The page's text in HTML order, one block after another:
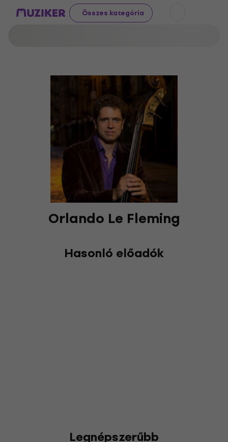
Összes kategória
Orlando Le Fleming
Hasonló előadók
Legnépszerűbb